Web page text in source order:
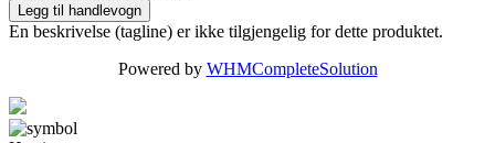
Legg til handlevogn
En beskrivelse (tagline) er ikke tilgjengelig for dette produktet.
Powered by WHMCompleteSolution